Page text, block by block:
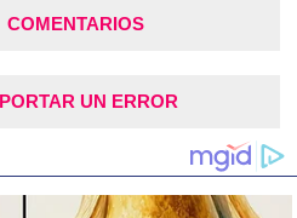
COMENTARIOS
UN ERROR